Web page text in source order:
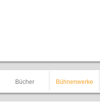
Bücher Bühnenwerke